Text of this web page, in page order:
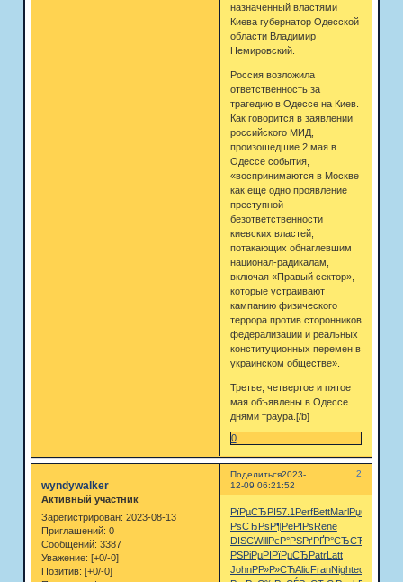
назначенный властями
Киева губернатор Одесской
области Владимир
Немировский.
Россия возложила
ответственность за
трагедию в Одессе на Киев.
Как говорится в заявлении
российского МИД,
произошедшие 2 мая в
Одессе события,
«воспринимаются в Москве
как еще одно проявление
преступной
безответственности
киевских властей,
потакающих обнаглевшим
национал-радикалам,
включая «Правый сектор»,
которые устраивают
кампанию физического
террора против сторонников
федерализации и реальных
конституционных перемен в
украинском обществе».
Третье, четвертое и пятое
мая объявлены в Одессе
днями траура.[/b]
0
Поделиться 2
2023-
12-09 06:21:52
wyndywalker
Активный участник
Зарегистрирован: 2023-08-13
Приглашений: 0
Сообщений: 3387
Уважение: [+0/-0]
Позитив: [+0/-0]
РїРµСЂРІ57.1 PerfBettMarlРџСѓС€Рє
РѕСЂРѕР¶РёРІРѕRene
DISCWillРєР°РЅРґРҐР°СЂСЂ
РЅРіРµРІРїРµСЂPatrLatt
JohnРР»Р»СЋAlicFranNightech